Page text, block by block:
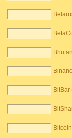
BitBar